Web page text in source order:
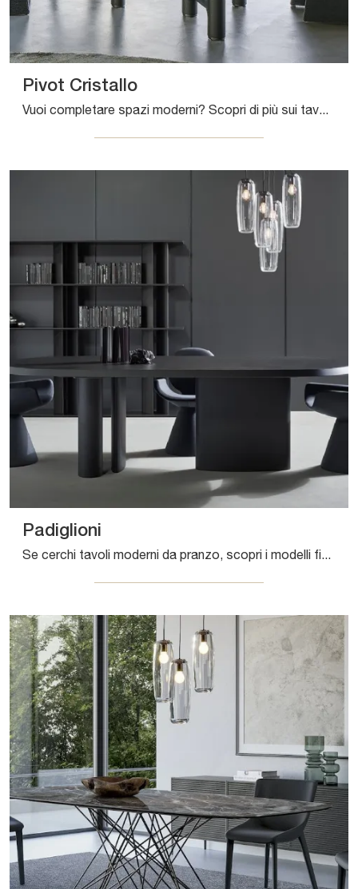
Pivot Cristallo
Vuoi completare spazi moderni? Scopri di più sui tavoli moderni fissi: il modello da pranzo Pivot Cristallo ti attende.
Padiglioni
Se cerchi tavoli moderni da pranzo, scopri i modelli fissi di Bonaldo: clicca e scopri il modello Padiglioni in legno.